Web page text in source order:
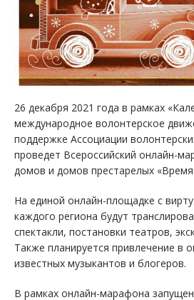
26 декабря 2021 года в рамках
международное волонтерское
поддержке Ассоциации
проведет Всероссийский онлайн-
домов и домов престарелых «Время
На единой онлайн-площадке с
каждого региона будут
спектакли, постановки театров,
Также планируется привлечение в
известных музыкантов и блогеров.
В рамках онлайн-марафона